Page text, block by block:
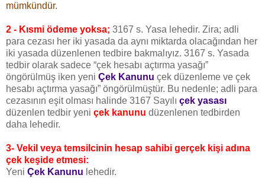
mümkündür.
2 - Kısmi ödeme yoksa; 3167 s. Yasa lehedir. Zira; adli
para cezası her iki yasada da aynı miktarda olacağından her
iki yasada düzenlenen tedbire bakmalıyız. 3167 s. Yasada
tedbir olarak sadece “çek hesabı açtırma yasağı”
öngörülmüş iken yeni Çek Kanunu çek düzenleme ve çek
hesabı açtırma yasağı” öngörülmüştür. Bu nedenle; adli para
cezasının eşit olması halinde 3167 Sayılı çek yasası
düzenlen tedbir yeni çek kanunu düzenlenen tedbirden
daha lehedir.
3- Vekil veya temsilcinin hesap sahibi gerçek kişi adına
çek keşide etmesi:
Yeni Çek Kanunu lehedir.